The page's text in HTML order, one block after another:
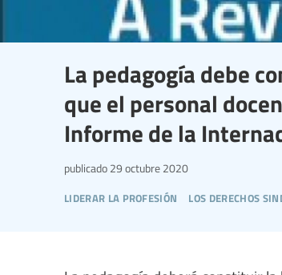
La pedagogía debe
que el personal
Informe de la
liderar la profesión los derechos
publicado 29 octubre 2020